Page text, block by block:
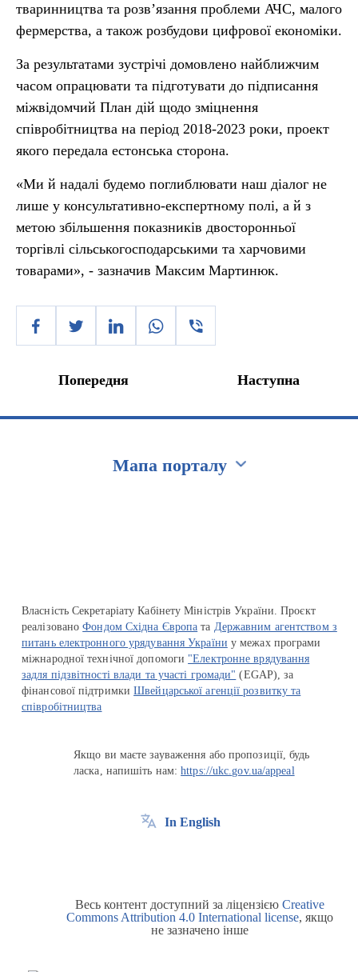
тваринництва та розв’язання проблеми АЧС, малого
фермерства, а також розбудови цифрової економіки.
За результатами зустрічі домовлено найближчим
часом опрацювати та підготувати до підписання
міжвідомчий План дій щодо зміцнення
співробітництва на період 2018-2023 роки, проект
якого передала естонська сторона.
«Ми й надалі будемо поглиблювати наш діалог не
лише у консультативно-експертному полі, а й з
метою збільшення показників двосторонньої
торгівлі сільськогосподарськими та харчовими
товарами», - зазначив Максим Мартинюк.
Попередня Наступна
Мапа порталу
Власність Секретаріату Кабінету Міністрів України. Проєкт
реалізованоФондом Східна Європа та Державним агентством з
питань електронного урядування України у межах програми
міжнародної технічної допомоги "Електронне врядування
задля підзвітності влади та участі громади" (EGAP), за
фінансової підтримкиШвейцарської агенції розвитку та
співробітництва
Якщо ви маєте зауваження або пропозиції, будь
ласка, напишіть нам:https://ukc.gov.ua/appeal
In English
Весь контент доступний за ліцензією Creative
Commons Attribution 4.0 International license, якщо
не зазначено інше